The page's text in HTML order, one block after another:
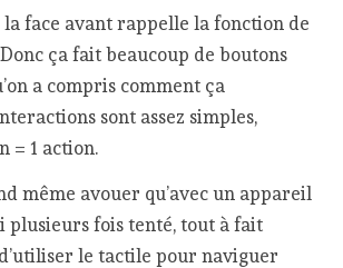
face avant rappelle la fonction de
ça fait beaucoup de boutons
a compris comment ça
sont assez simples,
= 1 action.
même avouer qu’avec un appareil
plusieurs fois tenté, tout à fait
le tactile pour naviguer